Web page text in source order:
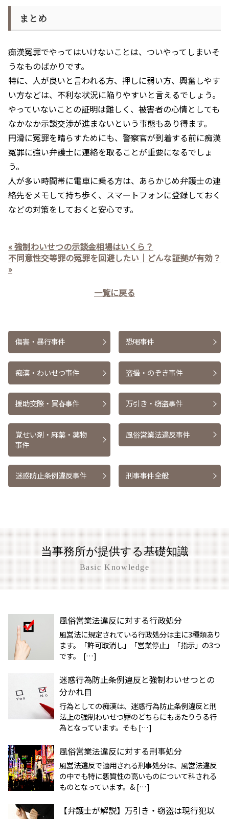
まとめ
痴漢冤罪でやってはいけないことは、ついやってしまいそ
うなものばかりです。
特に、人が良いと言われる方、押しに弱い方、興奮しやす
い方などは、不利な状況に陥りやすいと言えるでしょう。
やっていないことの証明は難しく、被害者の心情としても
なかなか示談交渉が進まないという事態もあり得ます。
円滑に冤罪を晴らすためにも、警察官が到着する前に痴漢
冤罪に強い弁護士に連絡を取ることが重要になるでしょ
う。
人が多い時間帯に電車に乗る方は、あらかじめ弁護士の連
絡先をメモして持ち歩く、スマートフォンに登録しておく
などの対策をしておくと安心です。
« 強制わいせつの示談金相場はいくら？
不同意性交等罪の冤罪を回避したい｜どんな証拠が有効？
»
一覧に戻る
傷害・暴行事件 恐喝事件
痴漢・わいせつ事件 盗撮・のぞき事件
援助交際・買春事件 万引き・窃盗事件
覚せい剤・麻薬・薬物
事件
風俗営業法違反事件
迷惑防止条例違反事件 刑事事件全般
当事務所が提供する基礎知識
Basic Knowledge
風俗営業法違反に対する行政処分
風営法に規定されている行政処分は主に3種類あり
ます。「許可取消し」「営業停止」「指示」の3つ
です。 […]
迷惑行為防止条例違反と強制わいせつとの
分かれ目
行為としての痴漢は、迷惑行為防止条例違反と刑
法上の強制わいせつ罪のどちらにもあたりうる行
為となっています。そも […]
風俗営業法違反に対する刑事処分
風営法違反で適用される刑事処分は、風営法違反
の中でも特に悪質性の高いものについて科される
ものとなっています。& […]
【弁護士が解説】万引き・窃盗は現行犯以